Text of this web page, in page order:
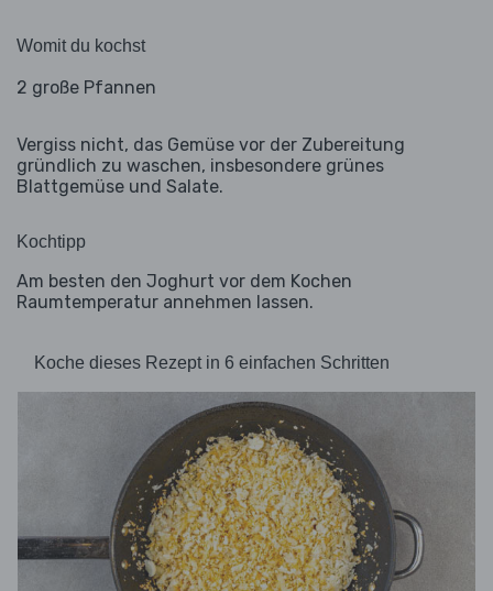
Womit du kochst
2 große Pfannen
Vergiss nicht, das Gemüse vor der Zubereitung
gründlich zu waschen, insbesondere grünes
Blattgemüse und Salate.
Kochtipp
Am besten den Joghurt vor dem Kochen
Raumtemperatur annehmen lassen.
Koche dieses Rezept in 6 einfachen Schritten